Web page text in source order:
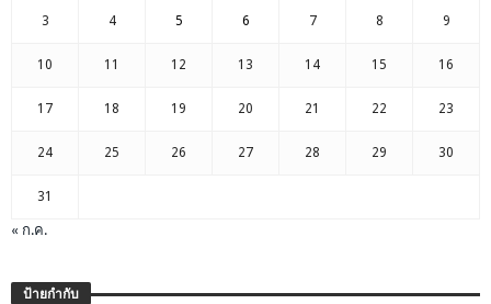
3 4 5 6 7 8 9
10 11 12 13 14 15 16
17 18 19 20 21 22 23
24 25 26 27 28 29 30
31
« ก.ค.
ป้ายกำกับ